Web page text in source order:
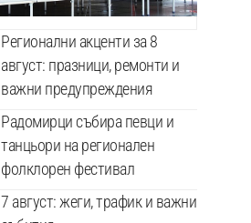
Регионални акценти за 8
август: празници, ремонти и
важни предупреждения
Радомирци събира певци и
танцьори на регионален
фолклорен фестивал
7 август: жеги, трафик и важни